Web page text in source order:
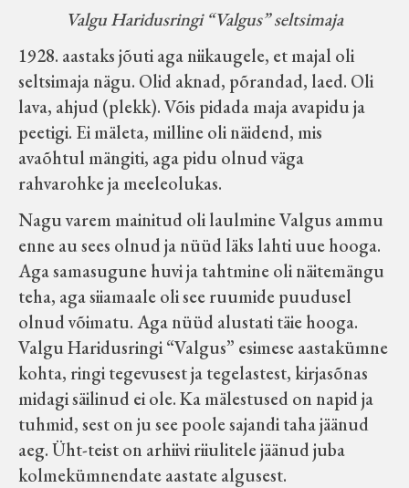
Valgu Haridusringi “Valgus” seltsimaja
1928. aastaks jõuti aga niikaugele, et majal oli
seltsimaja nägu. Olid aknad, põrandad, laed. Oli
lava, ahjud (plekk). Võis pidada maja avapidu ja
peetigi. Ei mäleta, milline oli näidend, mis
avaõhtul mängiti, aga pidu olnud väga
rahvarohke ja meeleolukas.
Nagu varem mainitud oli laulmine Valgus ammu
enne au sees olnud ja nüüd läks lahti uue hooga.
Aga samasugune huvi ja tahtmine oli näitemängu
teha, aga siiamaale oli see ruumide puudusel
olnud võimatu. Aga nüüd alustati täie hooga.
Valgu Haridusringi “Valgus” esimese aastakümne
kohta, ringi tegevusest ja tegelastest, kirjasõnas
midagi säilinud ei ole. Ka mälestused on napid ja
tuhmid, sest on ju see poole sajandi taha jäänud
aeg. Üht-teist on arhiivi riiulitele jäänud juba
kolmekümnendate aastate algusest.